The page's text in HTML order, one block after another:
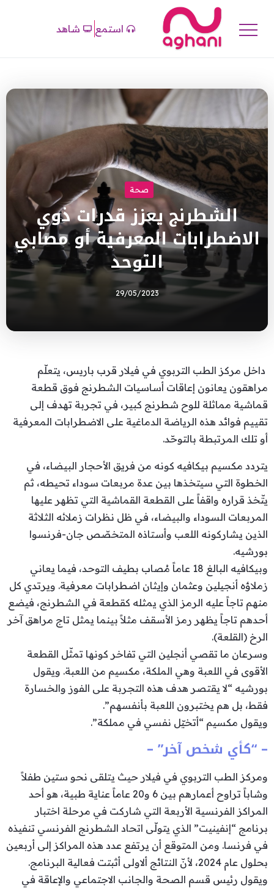
استمع شاهد
صحة
الشطرنج يعزز قدرات ذوي
الاضطرابات المعرفية أو مصابي
التوحد
29/05/2023
داخل مركز الطب التربوي في فيلار قرب باريس، يتعلّم
مراهقون يعانون إعاقات أساسيات الشطرنج فوق قطعة
قماشية مماثلة للوح شطرنج كبير، في تجربة تهدف إلى
تقييم فوائد هذه الرياضة الدماغية على الاضطرابات المعرفية
أو تلك المرتبطة بالتوحّد.
يتردد مكسيم بيكافيه كونه من فريق الأحجار البيضاء، في
الخطوة التي سيتخذها بين عدة مربعات سوداء تحيطه، ثم
يتّخذ قراره واقفاً على القطعة القماشية التي تظهر عليها
المربعات السوداء والبيضاء، في ظل نظرات زملائه الثلاثة
الذين يشاركونه اللعب وأستاذه المتخصّص جان-فرنسوا
بورشيه.
وبيكافيه البالغ 18 عاماً مُصاب بطيف التوحد، فيما يعاني
زملاؤه أنجيلين وعثمان وإيثان اضطرابات معرفية. ويرتدي كل
منهم تاجاً عليه الرمز الذي يمثله كقطعة في الشطرنج، فيضع
أحدهم تاجاً يظهر رمز الأسقف مثلاً بينما يمثل تاج مراهق آخر
الرخ (القلعة).
وسرعان ما تقصي أنجلين التي تفاخر كونها تمثّل القطعة
الأقوى في اللعبة وهي الملكة، مكسيم من اللعبة. ويقول
بورشيه “لا يقتصر هدف هذه التجربة على الفوز والخسارة
فقط، بل هم يختبرون اللعبة بأنفسهم”.
ويقول مكسيم “أتخيّل نفسي في مملكة”.
– “كأي شخص آخر” –
ومركز الطب التربوي في فيلار حيث يتلقى نحو ستين طفلاً
وشاباً تراوح أعمارهم بين 6 و20 عاماً عناية طبية، هو أحد
المراكز الفرنسية الأربعة التي شاركت في مرحلة اختبار
برنامج “إنفينيت” الذي يتولّى اتحاد الشطرنج الفرنسي تنفيذه
في فرنسا. ومن المتوقع أن يرتفع عدد هذه المراكز إلى أربعين
بحلول عام 2024، لأنّ النتائج ألاولى أثبتت فعالية البرنامج.
ويقول رئيس قسم الصحة والجانب الاجتماعي والإعاقة في